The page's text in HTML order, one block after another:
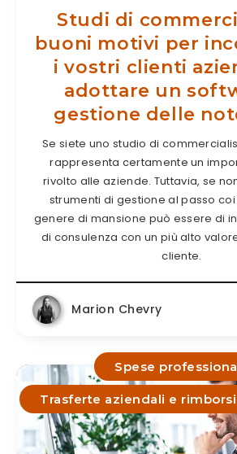
Studi di
buoni motivi per
i vostri clienti
adottare un
gestione delle
Se siete uno studio di
rappresenta certamente un
rivolto alle aziende. Tuttavia, se
strumenti di gestione al passo
genere di mansione può essere di
di consulenza con un più alto
cliente.
Marion Chevry
Spese
Trasferte aziendali e